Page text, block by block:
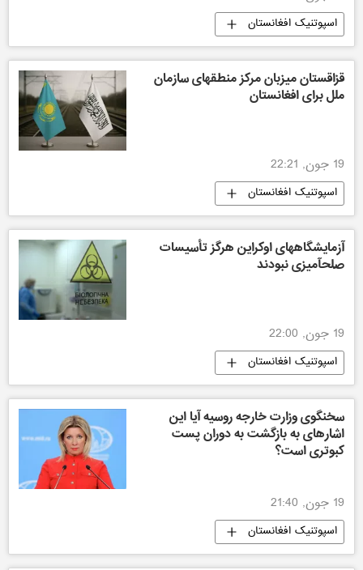
اسپوتنیک افغانستان
قزاقستان میزبان مرکز منطقهای سازمان
ملل برای افغانستان
19 جون, 22:21
اسپوتنیک افغانستان
آزمایشگاههای اوکراین هرگز تأسیسات
صلحآمیزی نبودند
19 جون, 22:00
اسپوتنیک افغانستان
سخنگوی وزارت خارجه روسیه آیا این
اشارهای به بازگشت به دوران پست
کبوتری است؟
19 جون, 21:40
اسپوتنیک افغانستان